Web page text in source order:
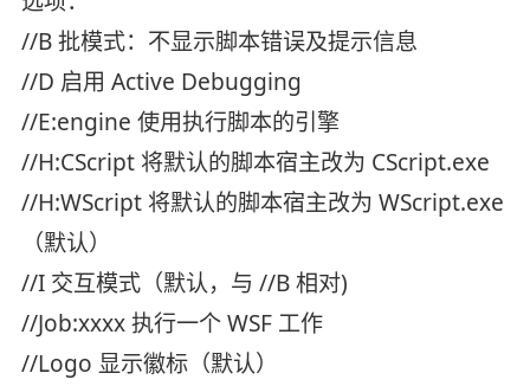
//B 批模式：不显示脚本错误及提示信息
//D 启用 Active Debugging
//E:engine 使用执行脚本的引擎
//H:CScript 将默认的脚本宿主改为 CScript.exe
//H:WScript 将默认的脚本宿主改为 WScript.exe
（默认）
//I 交互模式（默认，与 //B 相对)
//Job:xxxx 执行一个 WSF 工作
//Logo 显示徽标（默认）